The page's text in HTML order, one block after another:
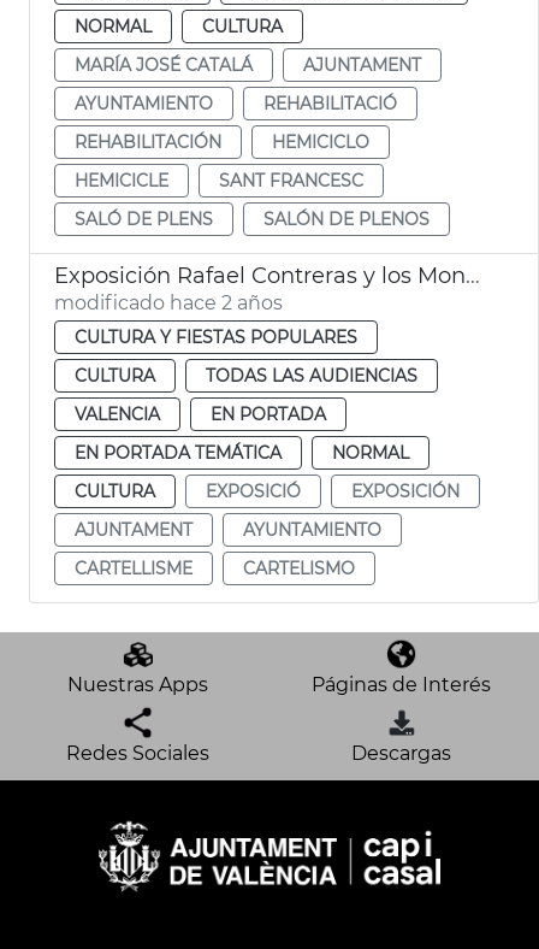
NORMAL
CULTURA
MARÍA JOSÉ CATALÁ
AJUNTAMENT
AYUNTAMIENTO
REHABILITACIÓ
REHABILITACIÓN
HEMICICLO
HEMICICLE
SANT FRANCESC
SALÓ DE PLENS
SALÓN DE PLENOS
Exposición Rafael Contreras y los Mongrell
modificado hace 2 años
CULTURA Y FIESTAS POPULARES
CULTURA
TODAS LAS AUDIENCIAS
VALENCIA
EN PORTADA
EN PORTADA TEMÁTICA
NORMAL
CULTURA
EXPOSICIÓ
EXPOSICIÓN
AJUNTAMENT
AYUNTAMIENTO
CARTELLISME
CARTELISMO
Nuestras Apps Páginas de Interés
Redes Sociales Descargas